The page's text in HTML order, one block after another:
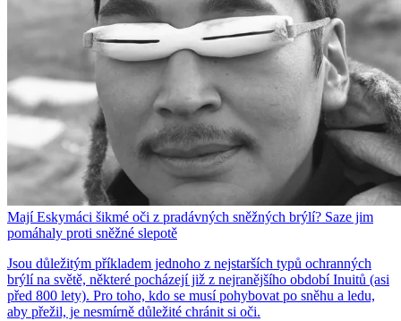
Mají Eskymáci šikmé oči z pradávných sněžných brýlí? Saze jim
pomáhaly proti sněžné slepotě
Jsou důležitým příkladem jednoho z nejstarších typů ochranných
brýlí na světě, některé pocházejí již z nejranějšího období Inuitů (asi
před 800 lety). Pro toho, kdo se musí pohybovat po sněhu a ledu,
aby přežil, je nesmírně důležité chránit si oči.